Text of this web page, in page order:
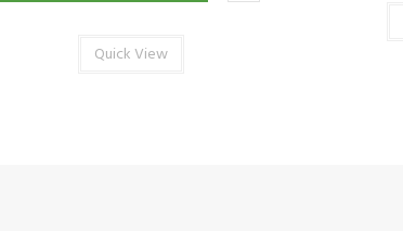
Quick View